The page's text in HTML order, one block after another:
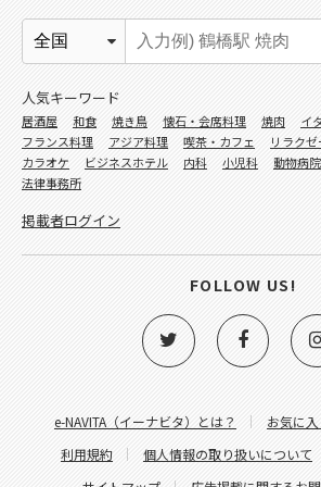
e-NAVITA（イーナビタ）とは？ お気に入
利用規約
個人情報の取り扱いについて
人気キーワード
居酒屋 和食 焼き鳥 懐石・会席料理 焼肉
イ
フランス料理
アジア料理 喫茶・カフェ リラク
カラオケ
ビジネスホテル 内科 小児科 動物病院
法律事務所
掲載者ログイン
FOLLOW US!